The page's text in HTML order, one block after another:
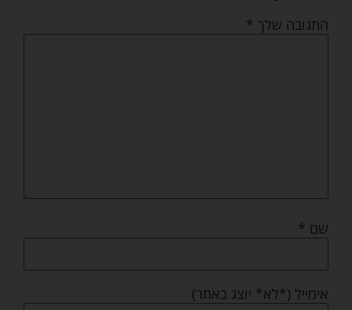
התגובה שלך*
שם*
אימייל (*לא* יוצג באתר)